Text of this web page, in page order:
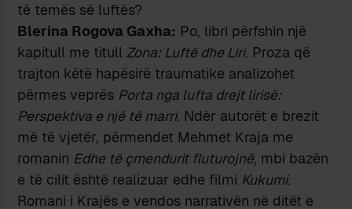
të temës së luftës?
Blerina Rogova Gaxha: Po, libri përfshin një
kapitull me titull Zona: Luftë dhe Liri. Proza që
trajton këtë hapësirë traumatike analizohet
përmes veprës Porta nga lufta drejt lirisë:
Perspektiva e një të marri. Ndër autorët e brezit
më të vjetër, përmendet Mehmet Kraja me
romanin Edhe të çmendurit fluturojnë, mbi bazën
e të cilit është realizuar edhe filmi Kukumi.
Romani i Krajës e vendos narrativën në ditët e